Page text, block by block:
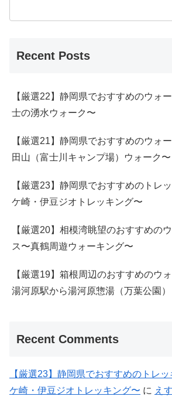
Recent Posts
【厳選22】静岡県でおすすめのウォ
士の湧水ウォーク〜
【厳選21】静岡県でおすすめのウォ
田山（富士川キャンプ場）ウォーク〜
【厳選23】静岡県でおすすめのトレ
ケ崎・伊豆ジオトレッキング〜
【厳選20】相模湾眺望のおすすめの
ス〜真鶴周遊ウォーキング〜
【厳選19】箱根周辺のおすすめのウ
湯河原駅から湯河原惣湯（万葉公園）
Recent Comments
【厳選23】静岡県でおすすめのトレ
ケ崎・伊豆ジオトレッキング〜 に え